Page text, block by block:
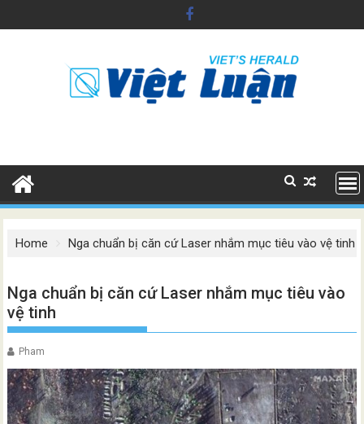
to
Home Nga chuẩn bị căn cứ Laser nhắm mục tiêu vào vệ tinh
Nga chuẩn bị căn cứ Laser nhắm mục tiêu vào
vệ tinh
Pham